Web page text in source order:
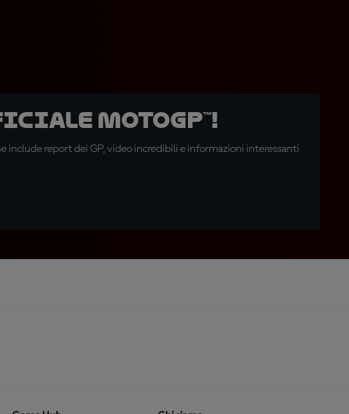
MotoGP™!
include report dei GP, video incredibili e informazioni interessanti